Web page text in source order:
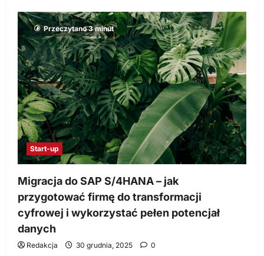
Przeczytano 3 minut
Start-up
Migracja do SAP S/4HANA – jak
przygotować firmę do transformacji
cyfrowej i wykorzystać pełen potencjał
danych
Redakcja 30 grudnia, 2025 0